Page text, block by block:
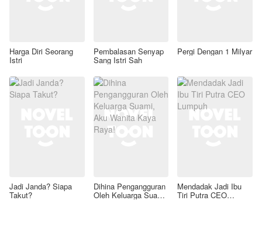
Harga Diri Seorang
Istri
Pembalasan Senyap
Sang Istri Sah
Pergi Dengan 1 Milyar
Jadi Janda? Siapa
Takut?
Dihina Pengangguran
Oleh Keluarga Suami,
Mendadak Jadi Ibu
Tiri Putra CEO